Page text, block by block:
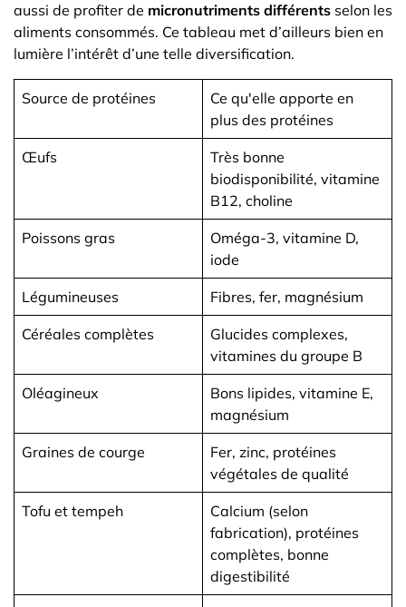
aussi de profiter de micronutriments différents selon les
aliments consommés. Ce tableau met d’ailleurs bien en
lumière l’intérêt d’une telle diversification.
Source de protéines
Ce qu'elle apporte en
plus des protéines
Œufs
Très bonne
biodisponibilité, vitamine
B12, choline
Poissons gras
Oméga-3, vitamine D,
iode
Légumineuses Fibres, fer, magnésium
Céréales complètes
Glucides complexes,
vitamines du groupe B
Oléagineux
Bons lipides, vitamine E,
magnésium
Graines de courge
Fer, zinc, protéines
végétales de qualité
Tofu et tempeh
Calcium (selon
fabrication), protéines
complètes, bonne
digestibilité